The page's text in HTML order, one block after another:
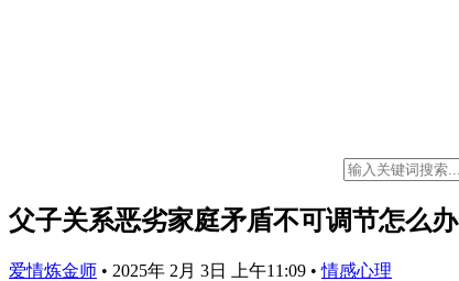
父子关系恶劣家庭矛盾不可调节怎么办
爱情炼金师 • 2025年 2月 3日 上午11:09 • 情感心理